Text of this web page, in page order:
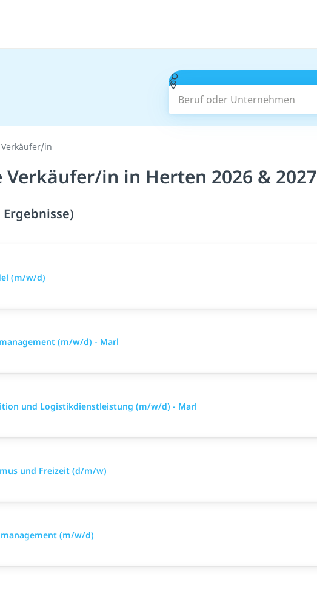
Beruf oder Unternehmen
Verkäufer/in
in in Herten 2026 & 2027
(m/w/d)
(m/w/d) - Marl
und Logistikdienstleistung (m/w/d) - Marl
und Freizeit (d/m/w)
(m/w/d)